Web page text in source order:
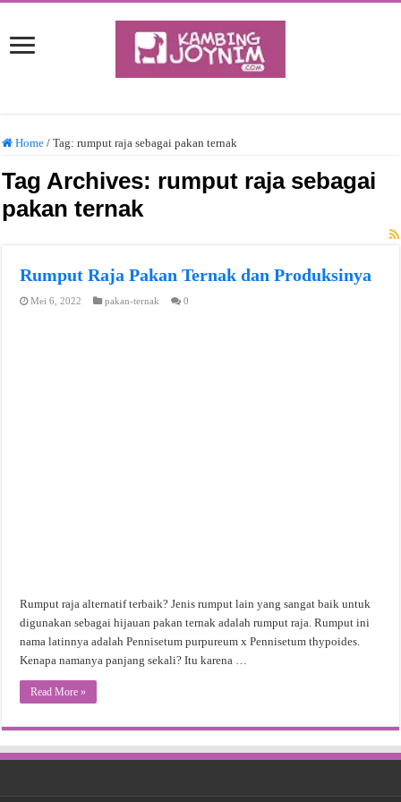
Home / Tag:rumput raja sebagai pakan ternak
Tag Archives: rumput raja sebagai
pakan ternak
Rumput Raja Pakan Ternak dan Produksinya
Mei 6, 2022 pakan-ternak 0
Rumput raja alternatif terbaik? Jenis rumput lain yang sangat baik untuk
digunakan sebagai hijauan pakan ternak adalah rumput raja. Rumput ini
nama latinnya adalah Pennisetum purpureum x Pennisetum thypoides.
Kenapa namanya panjang sekali? Itu karena …
Read More »